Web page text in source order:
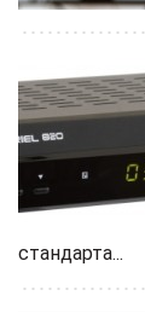
стандарта...